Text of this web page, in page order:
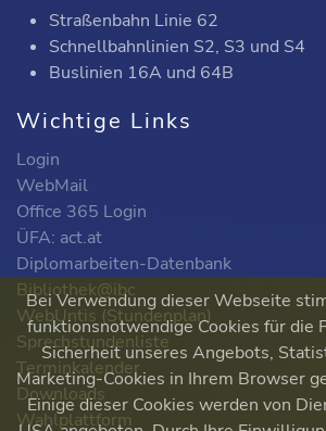
Straßenbahn Linie 62
Schnellbahnlinien S2, S3 und S4
Buslinien 16A und 64B
Wichtige Links
Login
WebMail
Office 365 Login
ÜFA: act.at
Diplomarbeiten-Datenbank
Bibliothek@ibc
WebUntis (Stundenplan)
Sprechstundenliste
Terminkalender
Downloads
Wahlplattform
Bei Verwendung dieser Webseite
funktionsnotwendige Cookies für die
Sicherheit unseres Angebots,
Marketing-Cookies in Ihrem Browser
Einige dieser Cookies werden von